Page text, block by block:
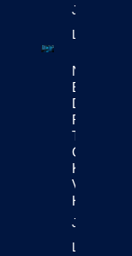
Jetzt
Lesen!
Netflix
Enthüllt,
Dass
Rund 300
Titel
KI
Haben
Jetzt
Lesen!